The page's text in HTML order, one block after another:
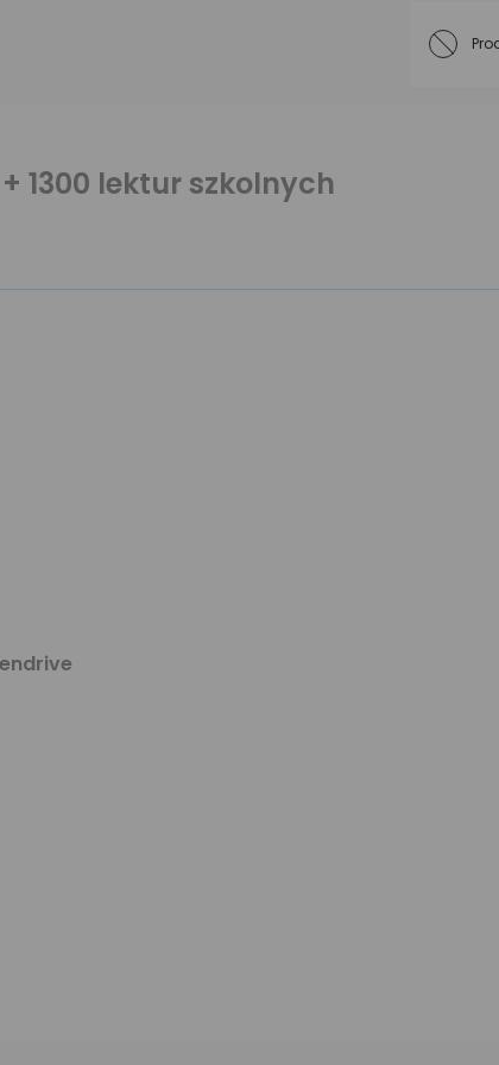
1300 lektur szkolnych